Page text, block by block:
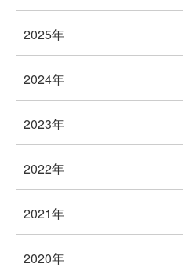
2025年
2024年
2023年
2022年
2021年
2020年